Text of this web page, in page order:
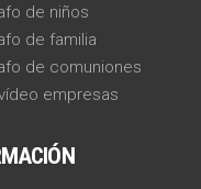
de niños
de familia
de comuniones
empresas